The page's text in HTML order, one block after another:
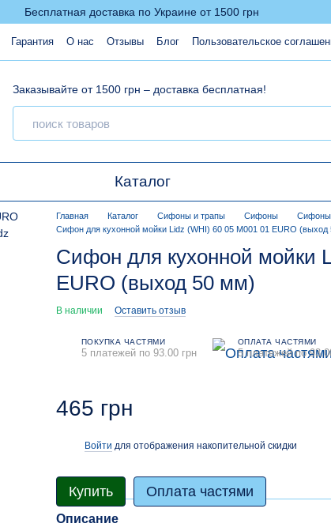
Бесплатная доставка по Украине от 1500 грн
Гарантия О нас Отзывы Блог Пользовательское
Заказывайте от 1500 грн – доставка бесплатная!
Каталог
Главная Каталог Сифоны и трапы Сифоны Сифоны
Сифон для кухонной мойки Lidz (WHI) 60 05 M001 01 EURO
Сифон для кухонной мойки
EURO (выход 50 мм)
В наличии Оставить отзыв
ПОКУПКА ЧАСТЯМИ
5 платежей по 93.00 грн
ОПЛАТА ЧАСТЯМИ
5 платежей по
465 грн
Войти для отображения накопительной скидки
Купить Оплата частями
Описание